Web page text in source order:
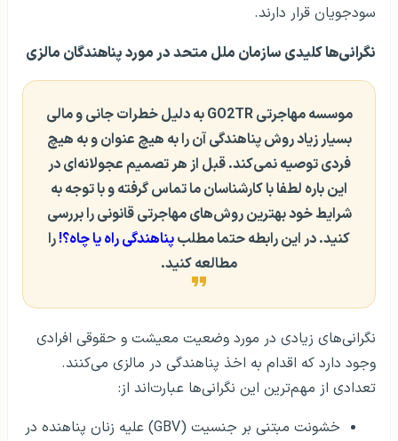
سودجویان قرار دارند.
نگرانی‌ها کلیدی سازمان ملل متحد در مورد پناهندگان مالزی
موسسه مهاجرتی GO2TR به دلیل خطرات جانی و مالی
بسیار زیاد روش پناهندگی آن را به هیچ عنوان و به هیچ
فردی توصیه نمی‌کند. قبل از هر تصمیم عجولانه‌ای در
این باره لطفا با کارشناسان ما تماس گرفته و با توجه به
شرایط خود بهترین روش‌های مهاجرتی قانونی را بررسی
کنید.در این رابطه حتما مطلبپناهندگی راه یا چاه؟!را
مطالعه کنید.
نگرانی‌های زیادی در مورد وضعیت معیشت و حقوقی افرادی
وجود دارد که اقدام به اخذ پناهندگی در مالزی می‌کنند.
تعدادی از مهم‌ترین این نگرانی‌ها عبارت‌اند از:
خشونت مبتنی بر جنسیت (GBV) علیه زنان پناهنده در